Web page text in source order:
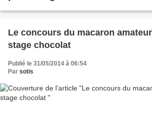
Le concours du macaron
stage chocolat
Publié le 31/05/2014 à 06:54
Par sotis